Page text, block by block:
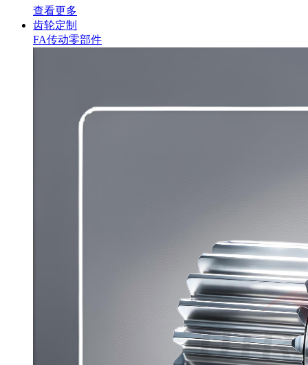
查看更多
齿轮定制
FA传动零部件